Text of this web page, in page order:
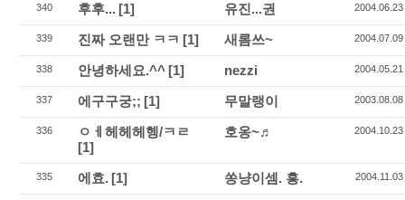
340 후후... [1] 유진...권 2004.06.23
339 진짜 오랜만 ㅋㅋ [1] 새롬쓰~ 2004.07.09
338 안녕하세요.^^ [1] nezzi 2004.05.21
337 에구구궁;; [1] 무말랭이 2003.08.08
336
ㅇㅔ헤헤헤헹/ㅋㄹ
[1]
호옹~♬ 2004.10.23
335 에효. [1] 쏭냥이셈. 흥. 2004.11.03